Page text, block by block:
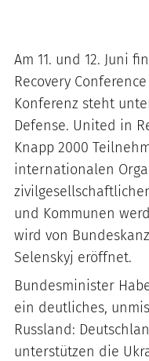
Am 11. und 12. Juni
Recovery
Konferenz steht
Defense. United in
Knapp 2000
internationalen
und Kommunen
wird von
Selenskyj eröffnet.
Bundesminister
ein deutliches,
Russland:
unterstützen die